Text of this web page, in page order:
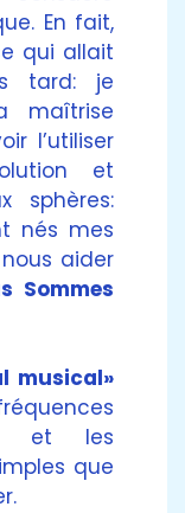
En fait,
qui allait
tard: je
maîtrise
l’utiliser
et
sphères:
nés mes
aider
Sommes
musical»
et les
que